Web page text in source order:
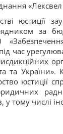
юстиції
за
час
та України».
юстиції
у тому числі